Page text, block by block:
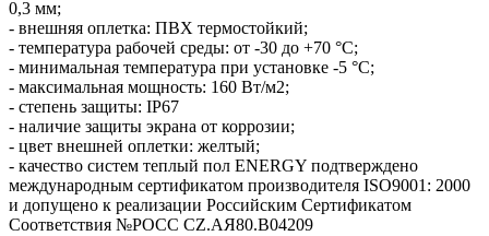
0,3 мм;
- внешняя оплетка: ПВХ термостойкий;
- температура рабочей среды: от -30 до +70 °С;
- минимальная температура при установке -5 °С;
- максимальная мощность: 160 Вт/м2;
- степень защиты: IP67
- наличие защиты экрана от коррозии;
- цвет внешней оплетки: желтый;
- качество систем теплый пол ENERGY подтверждено
международным сертификатом производителя ISO9001: 2000
и допущено к реализации Российским Сертификатом
Соответствия №РОСС CZ.АЯ80.В04209